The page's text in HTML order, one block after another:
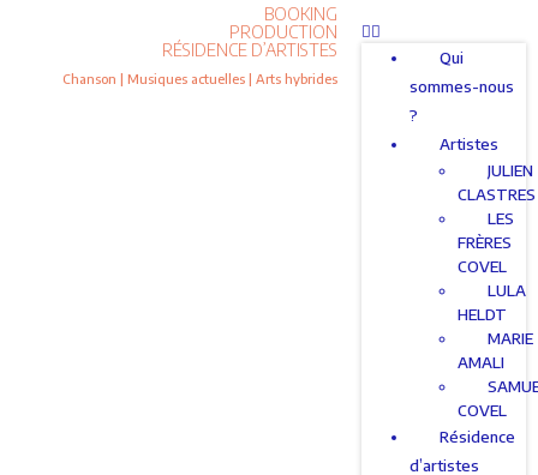
BOOKING
PRODUCTION
RÉSIDENCE D’ARTISTES
Chanson | Musiques actuelles | Arts hybrides
Qui
sommes-nous
?
Artistes
JULIEN
CLASTRES
LES
FRÈRES
COVEL
LULA
HELDT
MARIE
AMALI
COVEL
Résidence
d’artistes